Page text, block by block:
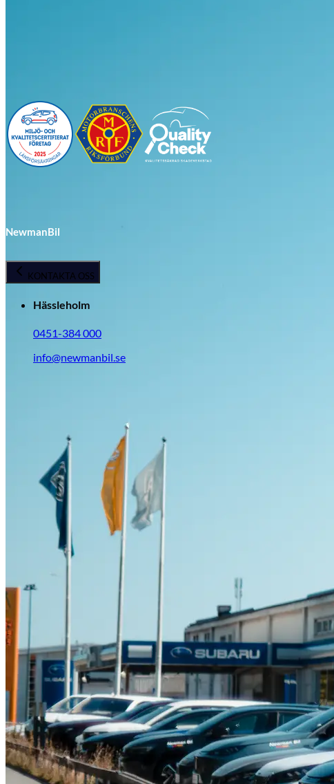
Opel
Serviceverkstad
NewmanBil
KONTAKTA OSS
Hässleholm
0451-384 000
info@newmanbil.se